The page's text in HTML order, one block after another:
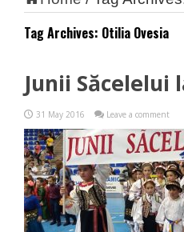
Tag Archives: Otilia Ovesia
Junii
31 May 2016 Leave a comment